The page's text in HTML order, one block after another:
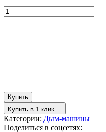
Купить
Купить в 1 клик
Категории: Дым-машины
Поделиться в соцсетях: